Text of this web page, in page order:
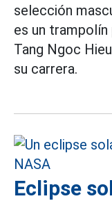
selección
es un
Tang Ngoc
su carrera.
Eclipse